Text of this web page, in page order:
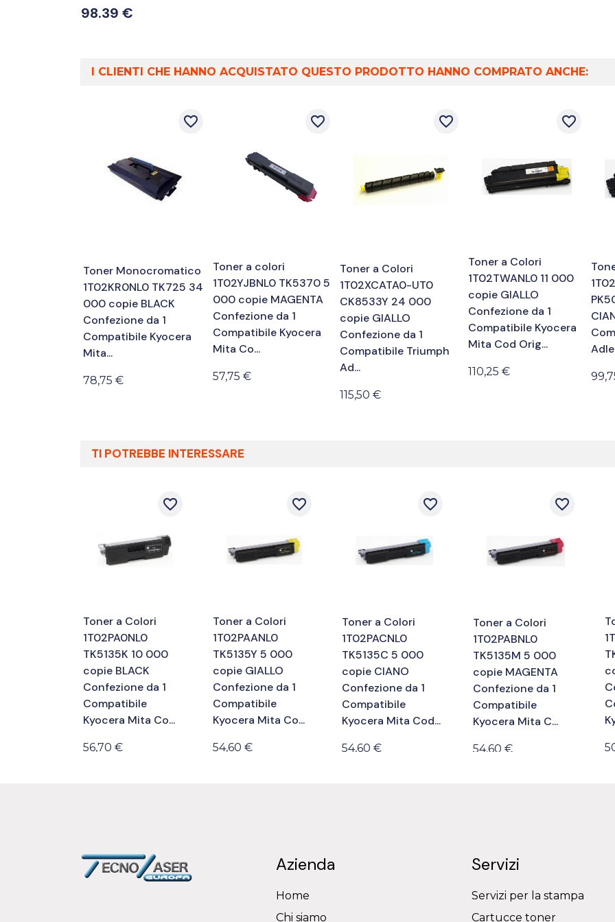
98.39 €
I CLIENTI CHE HANNO ACQUISTATO QUESTO PRODOTTO HANNO COMPRATO ANCHE:
favorite_border
Toner Monocromatico
1T02KR0NL0 TK725 34
000 copie BLACK
Confezione da 1
Compatibile Kyocera
Mita...
78,75 €
favorite_border
Toner a colori
1T02YJBNL0 TK5370 5
000 copie MAGENTA
Confezione da 1
Compatibile Kyocera
Mita Co...
57,75 €
favorite_border
Toner a Colori
1T02XCATA0-UT0
CK8533Y 24 000
copie GIALLO
Confezione da 1
Compatibile Triumph
Ad...
115,50 €
favorite_border
Toner a Colori
1T02TWANL0 11 000
copie GIALLO
Confezione da 1
Compatibile Kyocera
Mita Cod Orig...
110,25 €
TI POTREBBE INTERESSARE
favorite_border
Toner a Colori
1T02PA0NL0
TK5135K 10 000
copie BLACK
Confezione da 1
Compatibile
Kyocera Mita Co...
56,70 €
favorite_border
Toner a Colori
1T02PAANL0
TK5135Y 5 000
copie GIALLO
Confezione da 1
Compatibile
Kyocera Mita Co...
54,60 €
favorite_border
Toner a Colori
1T02PACNL0
TK5135C 5 000
copie CIANO
Confezione da 1
Compatibile
Kyocera Mita Cod...
54,60 €
favorite_border
Toner a Colori
1T02PABNL0
TK5135M 5 000
copie MAGENTA
Confezione da 1
Compatibile
Kyocera Mita C...
54,60 €
Azienda
Home
Chi siamo
Servizi
Servizi per la stampa
Cartucce toner